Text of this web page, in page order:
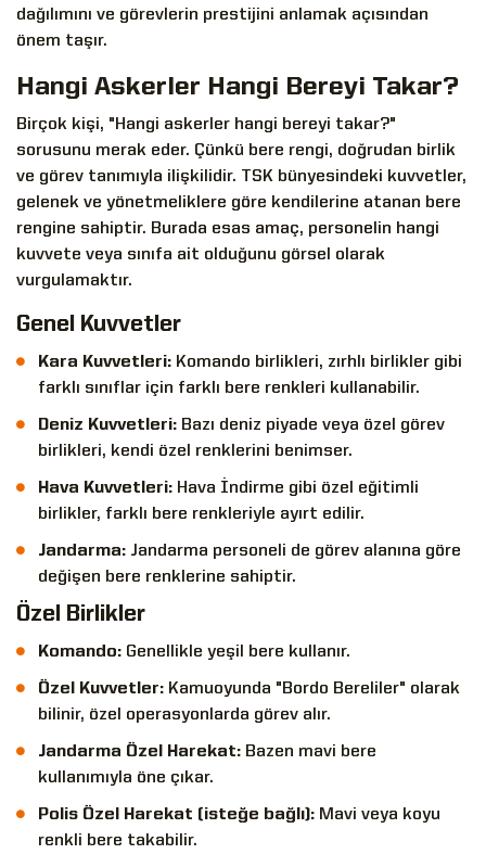
dağılımını ve görevlerin prestijini anlamak açısından
önem taşır.
Hangi Askerler Hangi Bereyi Takar?
Birçok kişi, "Hangi askerler hangi bereyi takar?"
sorusunu merak eder. Çünkü bere rengi, doğrudan birlik
ve görev tanımıyla ilişkilidir. TSK bünyesindeki kuvvetler,
gelenek ve yönetmeliklere göre kendilerine atanan bere
rengine sahiptir. Burada esas amaç, personelin hangi
kuvvete veya sınıfa ait olduğunu görsel olarak
vurgulamaktır.
Genel Kuvvetler
Kara Kuvvetleri: Komando birlikleri, zırhlı birlikler gibi
farklı sınıflar için farklı bere renkleri kullanabilir.
Deniz Kuvvetleri: Bazı deniz piyade veya özel görev
birlikleri, kendi özel renklerini benimser.
Hava Kuvvetleri: Hava İndirme gibi özel eğitimli
birlikler, farklı bere renkleriyle ayırt edilir.
Jandarma: Jandarma personeli de görev alanına göre
değişen bere renklerine sahiptir.
Özel Birlikler
Komando: Genellikle yeşil bere kullanır.
Özel Kuvvetler: Kamuoyunda "Bordo Bereliler" olarak
bilinir, özel operasyonlarda görev alır.
Jandarma Özel Harekat: Bazen mavi bere
kullanımıyla öne çıkar.
Polis Özel Harekat (isteğe bağlı): Mavi veya koyu
renkli bere takabilir.